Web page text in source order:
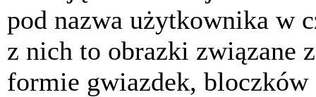
pod nazwa użytkownika w
z nich to obrazki związane
formie gwiazdek,